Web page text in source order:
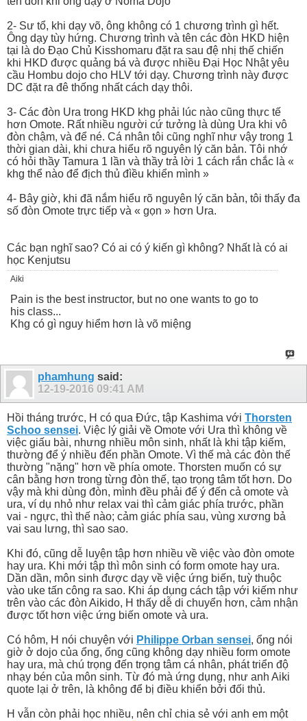
2- Sư tổ, khi dạy võ, ông không có 1 chương trình gì hết.
Ông dạy tùy hứng. Chương trình và tên các đòn HKD hiện
tại là do Đạo Chủ Kisshomaru đặt ra sau đệ nhị thế chiến
khi HKD được quảng bá và được nhiều Đại Học Nhật yêu
cầu Hombu dojo cho HLV tới dạy. Chương trình này được
DC đặt ra đê thống nhất cách dạy thôi.
3- Các đòn Ura trong HKD khg phải lúc nào cũng thực tế
hơn Omote. Rất nhiều người cứ tưởng là dùng Ura khi vô
đòn chậm, và để né. Cá nhân tôi cũng nghĩ như vậy trong 1
thời gian dài, khi chưa hiểu rõ nguyên lý căn bản. Tôi nhớ
có hỏi thầy Tamura 1 lần và thầy trả lời 1 cách rắn chắc là «
khg thể nào để địch thủ đìều khiển mình »
4- Bây giờ, khi đã nắm hiểu rõ nguyên lý căn bản, tôi thấy đa
số đòn Omote trực tiếp và « gọn » hơn Ura.
Các bạn nghĩ sao? Có ai có ý kiến gì không? Nhất là có ai
học Kenjutsu
Aiki
Pain is the best instructor, but no one wants to go to
his class...
Khg có gì nguy hiểm hơn là võ miệng
phamhung said:
12-19-2016 09:41 AM
Hồi tháng trước, H có qua Đức, tập Kashima với Thorsten
Schoo sensei. Việc lý giải về Omote với Ura thì không về
việc giấu bài, nhưng nhiều môn sinh, nhất là khi tập kiếm,
thường để ý nhiều đến phần Omote. Vì thế mà các đòn thế
thường "nặng" hơn về phía omote. Thorsten muốn có sự
cân bằng hơn trong từng đòn thế, tạo trọng tâm tốt hơn. Do
vậy mà khi dùng đòn, mình đều phải để ý đến cả omote và
ura, ví dụ nhỏ như relax vai thì cảm giác phía trước, phần
vai - ngực, thì thế nào; cảm giác phía sau, vùng xương bả
vai sau lưng, thì sao sao.
Khi đó, cũng dễ luyện tập hơn nhiều về việc vào đòn omote
hay ura. Khi mới tập thì môn sinh có form omote hay ura.
Dần dần, môn sinh được dạy về việc ứng biến, tuỳ thuộc
vào uke tấn công ra sao. Khi áp dụng cách tập với kiếm như
trên vào các đòn Aikido, H thấy dễ di chuyển hơn, cảm nhận
được tốt hơn việc ứng biến omote và ura.
Có hôm, H nói chuyện với Philippe Orban sensei, ổng nói
giờ ở dojo của ổng, ổng cũng không dạy nhiều form omote
hay ura, mà chú trọng đến trọng tâm cá nhân, phát triển độ
nhạy bén của môn sinh. Từ đó mà ứng dụng, như anh Aiki
quote lại ở trên, là không để bị điều khiển bởi đối thủ.
H vẫn còn phải học nhiều, nên chỉ chia sẻ với anh em một